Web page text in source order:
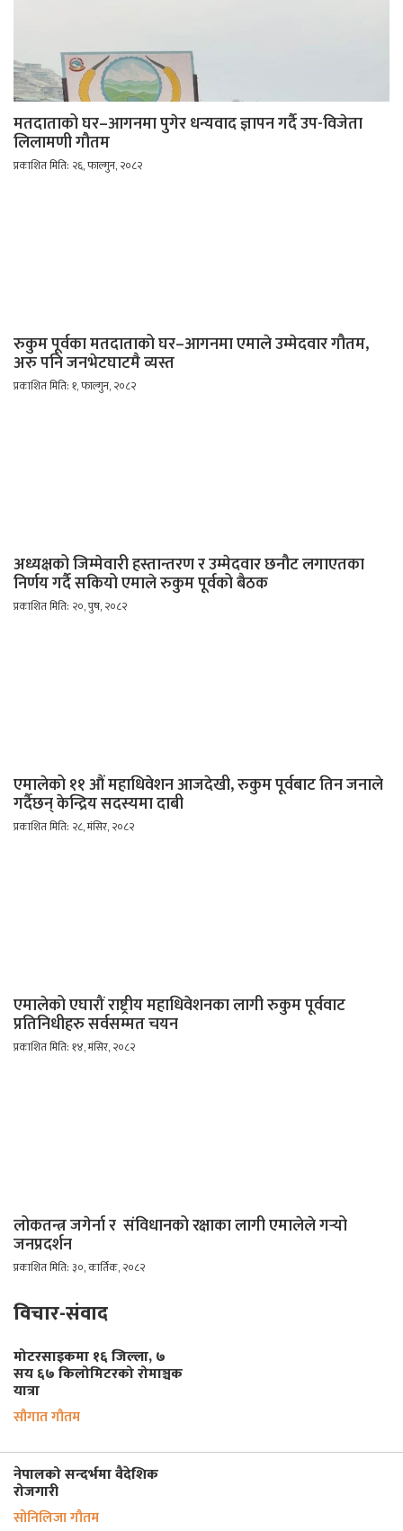
मतदाताको घर–आगनमा पुगेर धन्यवाद ज्ञापन गर्दै उप-विजेता
लिलामणी गौतम
प्रकाशित मिति: २६, फाल्गुन, २०८२
रुकुम पूर्वका मतदाताको घर–आगनमा एमाले उम्मेदवार गौतम,
अरु पनि जनभेटघाटमै व्यस्त
प्रकाशित मिति: १, फाल्गुन, २०८२
अध्यक्षको जिम्मेवारी हस्तान्तरण र उम्मेदवार छनौट लगाएतका
निर्णय गर्दै सकियो एमाले रुकुम पूर्वको बैठक
प्रकाशित मिति: २०, पुष, २०८२
एमालेको ११ औं महाधिवेशन आजदेखी, रुकुम पूर्वबाट तिन जनाले
गर्दैछन् केन्द्रिय सदस्यमा दाबी
प्रकाशित मिति: २८, मंसिर, २०८२
एमालेको एघारौं राष्ट्रीय महाधिवेशनका लागी रुकुम पूर्ववाट
प्रतिनिधीहरु सर्वसम्मत चयन
प्रकाशित मिति: १४, मंसिर, २०८२
लोकतन्त्र जगेर्ना र संविधानको रक्षाका लागी एमालेले गर्‍यो
जनप्रदर्शन
प्रकाशित मिति: ३०, कार्तिक, २०८२
विचार-संवाद
मोटरसाइकमा १६ जिल्ला, ७
सय ६७ किलोमिटरको रोमाञ्चक
यात्रा
सौगात गौतम
नेपालको सन्दर्भमा वैदेशिक
रोजगारी
सोनिलिजा गौतम